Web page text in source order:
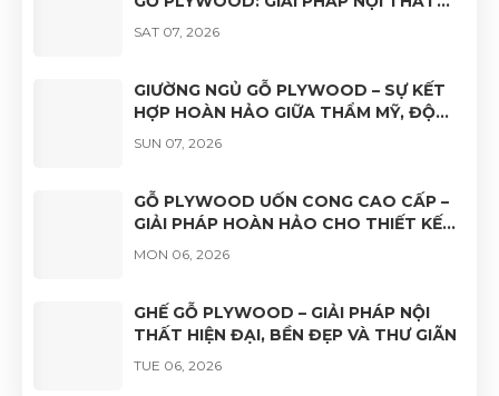
BỀN ĐẸP, HIỆN ĐẠI VÀ ĐA DẠNG ỨNG
DỤNG
SAT 07, 2026
GIƯỜNG NGỦ GỖ PLYWOOD – SỰ KẾT
HỢP HOÀN HẢO GIỮA THẨM MỸ, ĐỘ
BỀN VÀ TÍNH ỨNG DỤNG
SUN 07, 2026
GỖ PLYWOOD UỐN CONG CAO CẤP –
GIẢI PHÁP HOÀN HẢO CHO THIẾT KẾ
NỘI THẤT HIỆN ĐẠI
MON 06, 2026
GHẾ GỖ PLYWOOD – GIẢI PHÁP NỘI
THẤT HIỆN ĐẠI, BỀN ĐẸP VÀ THƯ GIÃN
TUE 06, 2026